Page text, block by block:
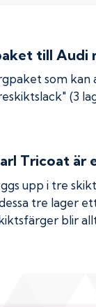
till Audi
som
(3
Tricoat är
upp i tre
tre lager
blir